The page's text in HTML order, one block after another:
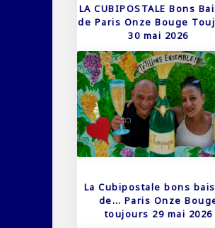
LA CUBIPOSTALE Bons
de Paris Onze Bouge
30 mai 2026
La Cubipostale bons
de… Paris Onze
toujours 29 mai 2026